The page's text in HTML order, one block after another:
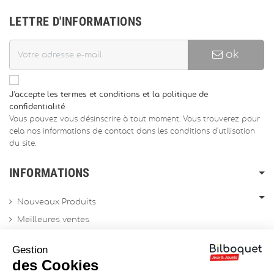
LETTRE D'INFORMATIONS
ok
J'accepte les termes et conditions et la politique de
confidentialité
Vous pouvez vous désinscrire à tout moment. Vous trouverez pour
cela nos informations de contact dans les conditions d'utilisation
du site.
INFORMATIONS
Nouveaux Produits
Meilleures ventes
Archives produits
Gestion
des Cookies